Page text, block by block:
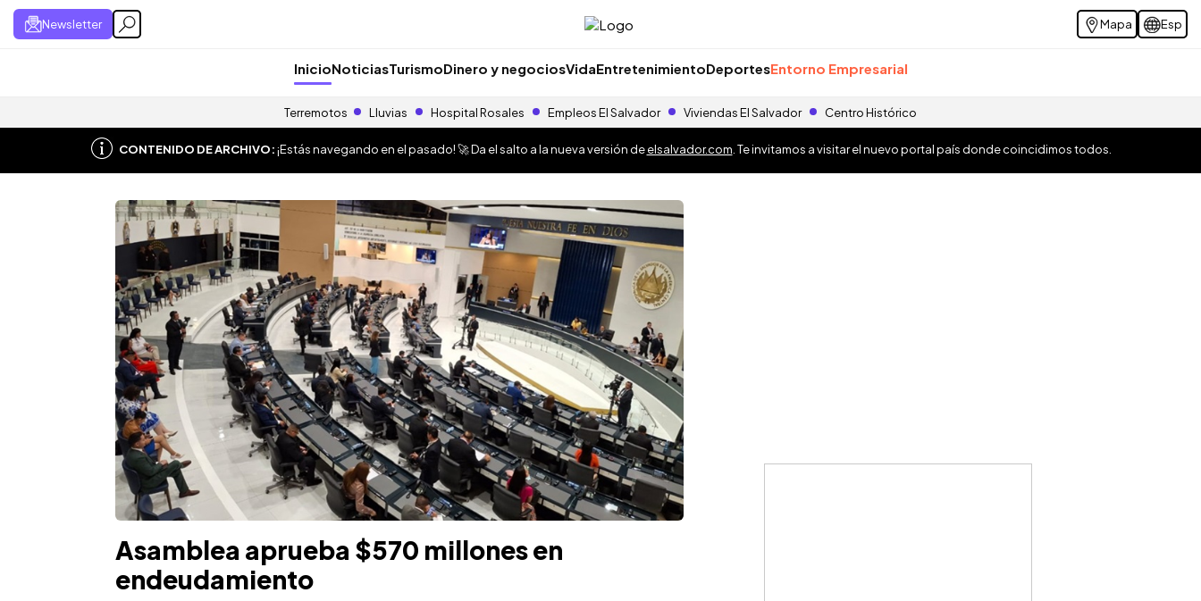
Newsletter Mapa Esp
InicioNoticiasTurismoDinero y negociosVidaEntretenimientoDeportesEntorno Empresarial
Terremotos Lluvias Hospital Rosales Empleos El Salvador Viviendas El Salvador Centro Histórico
CONTENIDO DE ARCHIVO:¡Estás navegando en el pasado! 🚀 Da el salto a la nueva versión deelsalvador.com . Te invitamos a visitar el nuevo portal país donde coincidimos todos.
Asamblea aprueba $570 millones en
endeudamiento